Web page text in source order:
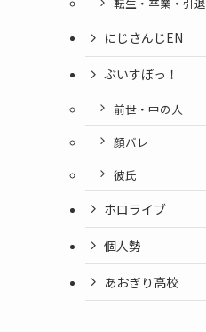
にじさんじEN
ぶいすぽっ！
前世・中の人
顔バレ
彼氏
ホロライブ
個人勢
あおぎり高校